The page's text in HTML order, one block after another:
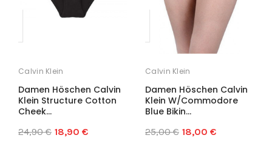
Calvin Klein
Damen Höschen Calvin
Klein Structure Cotton
Cheek...
24,90 € 18,90 €
Calvin Klein
Damen Höschen Calvin
Klein W/Commodore
Blue Bikin...
25,00 € 18,00 €